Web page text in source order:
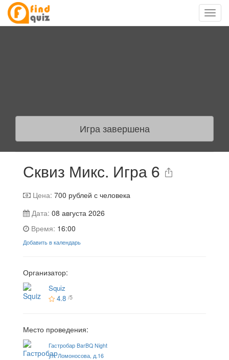
Игра завершена
Сквиз Микс. Игра 6
Цена: 700 рублей с человека
Дата: 08 августа 2026
Время: 16:00
Добавить в календарь
Организатор:
Squiz
4.8 /5
Место проведения:
Гастробар BarBQ Night
ул. Ломоносова, д.16